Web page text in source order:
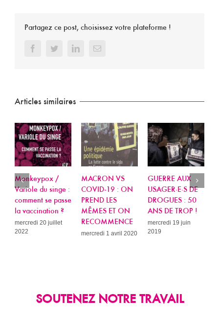
Partagez ce post, choisissez votre plateforme !
FacebookTwitterLinkedInEmail
Articles similaires
/
du singe :
se passe
?
20 juillet
MACRON VS
COVID-19 : ON
PREND LES
MÊMES ET ON
RECOMMENCE
mercredi 1 avril 2020
GUERRE AUX
USAGER·E·S DE
DROGUES : 50
ANS DE TROP !
mercredi 19 juin
2019
Fight
Week
jeudi 23
2017
SOUTENEZ NOTRE TRAVAIL